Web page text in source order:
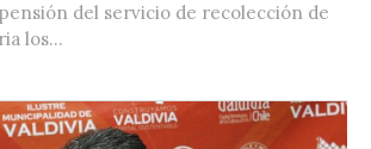
del servicio de recolección de
los...